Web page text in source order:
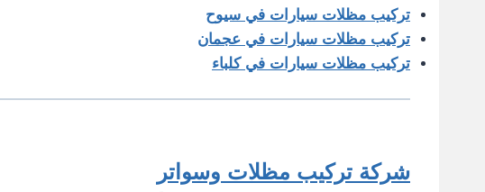
تركيب مظلات سيارات في سيوح
تركيب مظلات سيارات في عجمان
تركيب مظلات سيارات في كلباء
شركة تركيب مظلات وسواتر